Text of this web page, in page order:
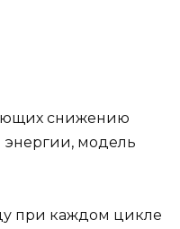
снижению
энергии, модель
при каждом цикле